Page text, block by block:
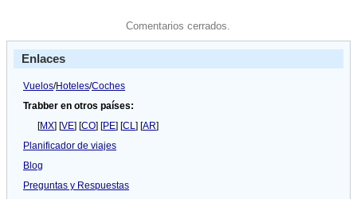
Comentarios cerrados.
Enlaces
Vuelos/Hoteles/Coches
Trabber en otros países:
[MX] [VE] [CO] [PE] [CL] [AR]
Planificador de viajes
Blog
Preguntas y Respuestas